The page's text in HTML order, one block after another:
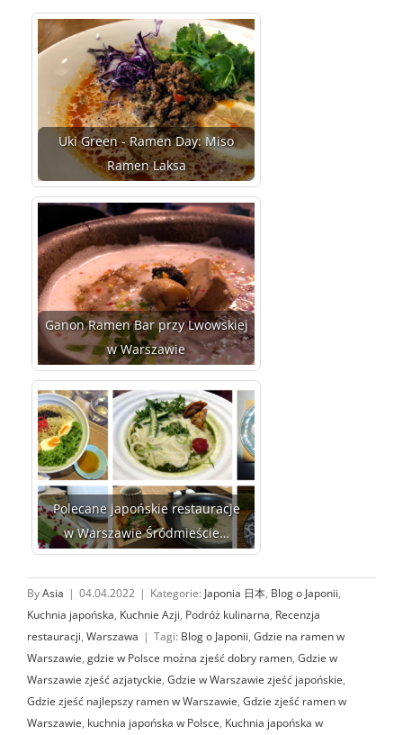
Uki Green - Ramen Day: Miso
Ramen Laksa
Ganon Ramen Bar przy Lwowskiej
w Warszawie
Polecane japońskie restauracje
w Warszawie Śródmieście…
ByAsia | 04.04.2022 | Kategorie: Japonia 日本, Blog o Japonii,
Kuchnia japońska, Kuchnie Azji, Podróż kulinarna, Recenzja
restauracji, Warszawa | Tagi: Blog o Japonii, Gdzie na ramen w
Warszawie, gdzie w Polsce można zjeść dobry ramen, Gdzie w
Warszawie zjeść azjatyckie, Gdzie w Warszawie zjeść japońskie,
Gdzie zjeść najlepszy ramen w Warszawie, Gdzie zjeść ramen w
Warszawie, kuchnia japońska w Polsce, Kuchnia japońska w